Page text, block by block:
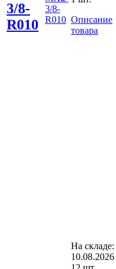
3/8-
R010
3/8-
R010 Описание
товара
На складе:
10.08.2026